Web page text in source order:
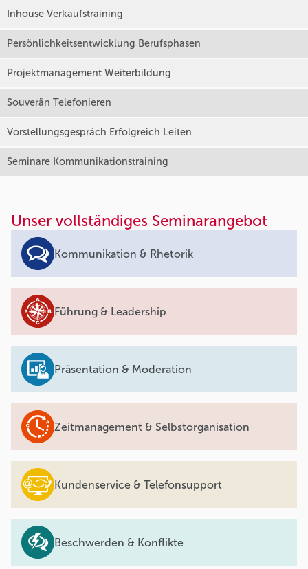
Inhouse Verkaufstraining
Persönlichkeitsentwicklung Berufsphasen
Projektmanagement Weiterbildung
Souverän Telefonieren
Vorstellungsgespräch Erfolgreich Leiten
Seminare Kommunikationstraining
Unser vollständiges Seminarangebot
Kommunikation & Rhetorik
Führung & Leadership
Präsentation & Moderation
Zeitmanagement & Selbstorganisation
Kundenservice & Telefonsupport
Beschwerden & Konflikte